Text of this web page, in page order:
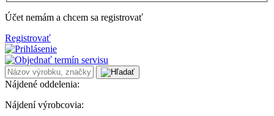
Účet nemám a chcem sa registrovať
Registrovať
Nájdené oddelenia:
Nájdení výrobcovia: